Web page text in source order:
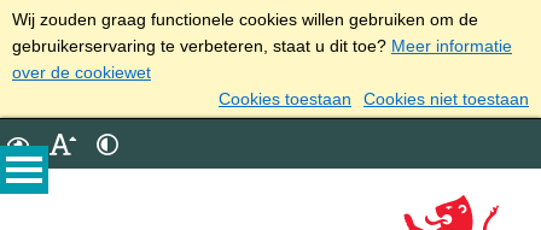
Wij zouden graag functionele cookies willen gebruiken om de
gebruikerservaring te verbeteren, staat u dit toe? Meer informatie
over de cookiewet
Cookies toestaan
Cookies niet toestaan